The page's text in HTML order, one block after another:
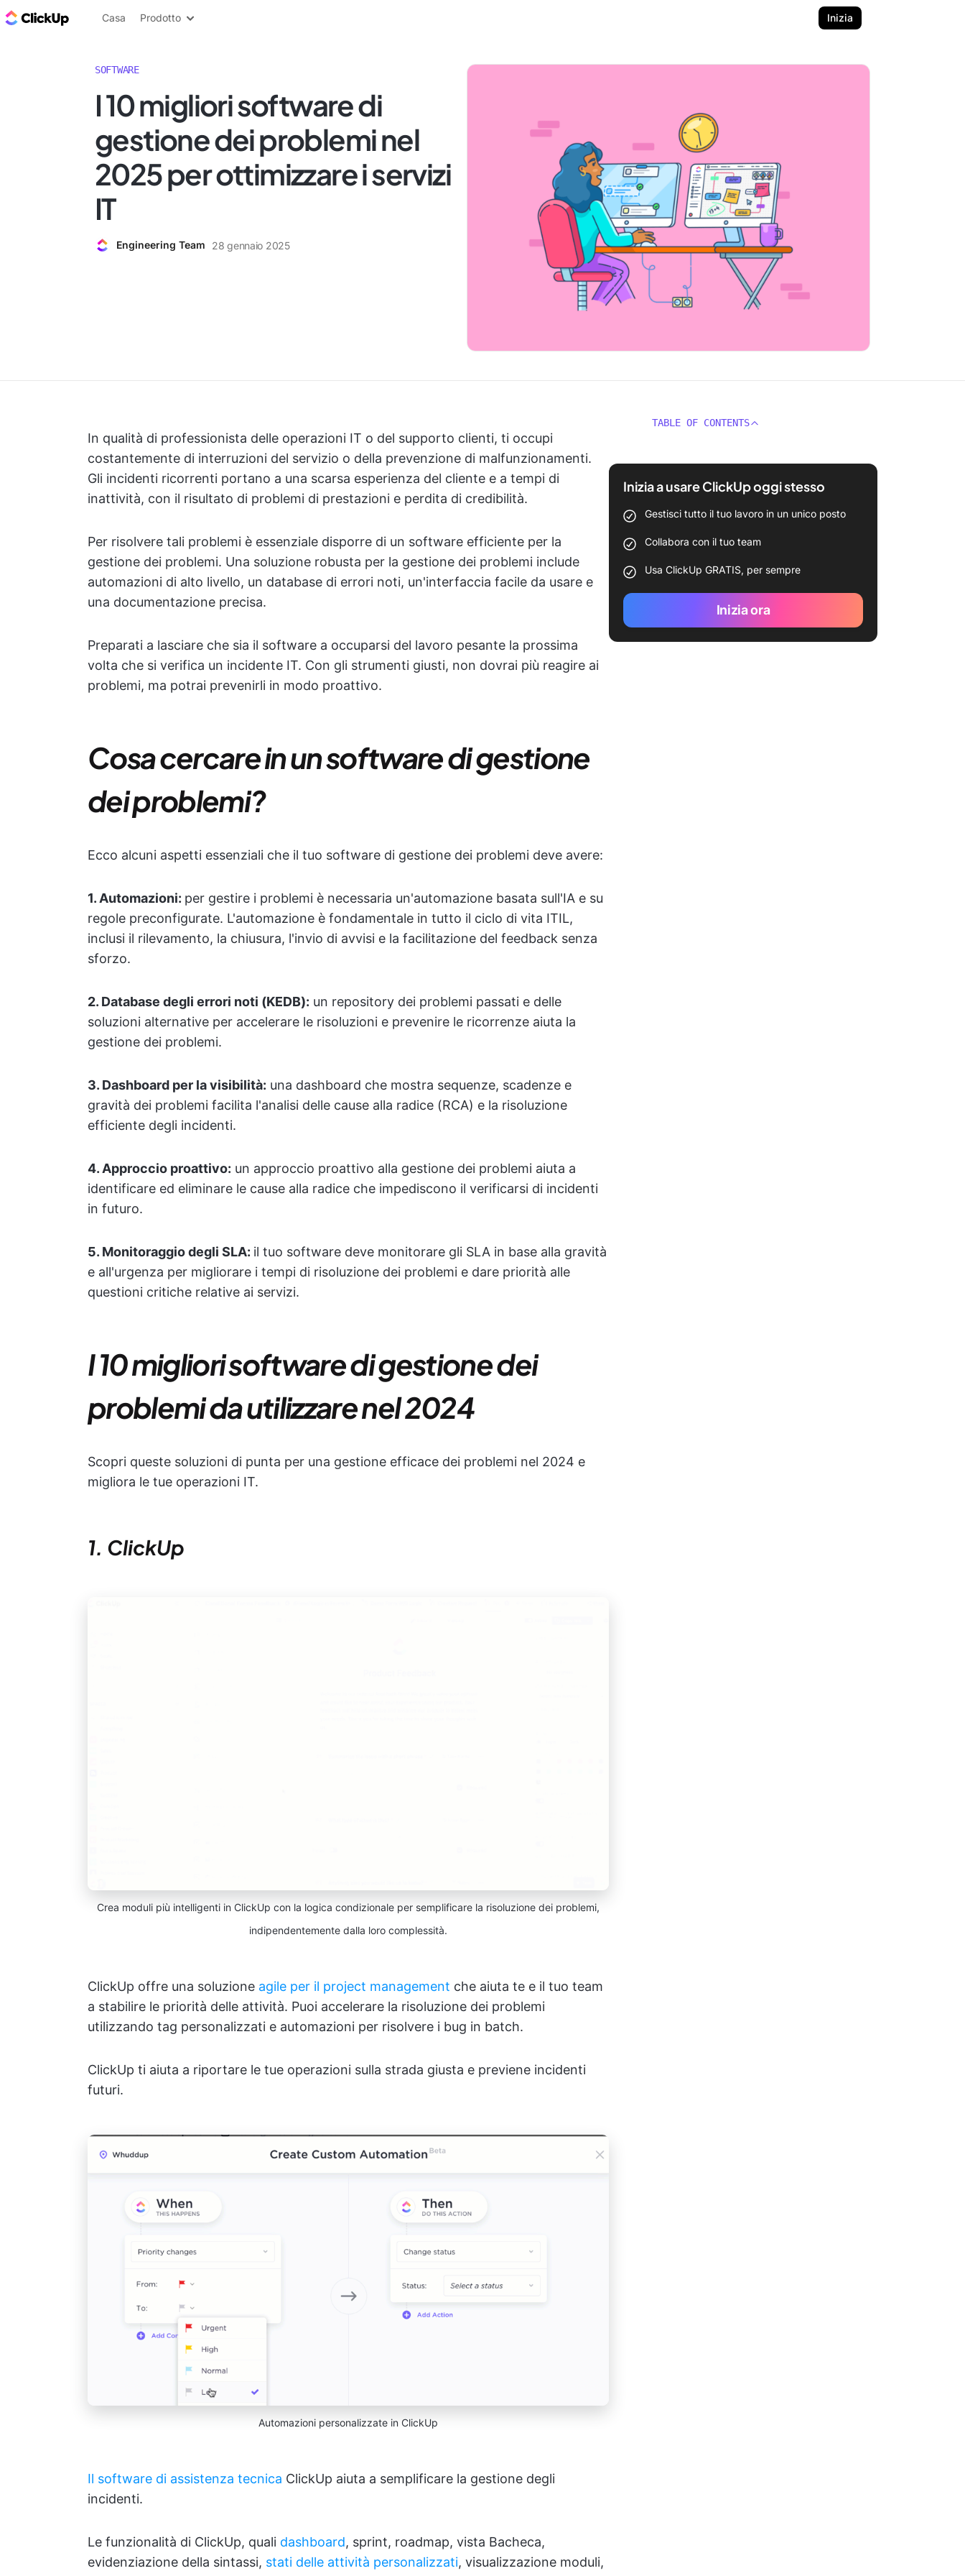
Blog di ClickUp
Casa Prodotto Inizia
SOFTWARE
I 10 migliori software di
gestione dei problemi nel
2025 per ottimizzare i servizi
IT
Engineering Team 28 gennaio 2025
In qualità di professionista delle operazioni IT o del supporto clienti, ti occupi
costantemente di interruzioni del servizio o della prevenzione di malfunzionamenti.
Gli incidenti ricorrenti portano a una scarsa esperienza del cliente e a tempi di
inattività, con il risultato di problemi di prestazioni e perdita di credibilità.
Per risolvere tali problemi è essenziale disporre di un software efficiente per la
gestione dei problemi. Una soluzione robusta per la gestione dei problemi include
automazioni di alto livello, un database di errori noti, un'interfaccia facile da usare e
una documentazione precisa.
Preparati a lasciare che sia il software a occuparsi del lavoro pesante la prossima
volta che si verifica un incidente IT. Con gli strumenti giusti, non dovrai più reagire ai
problemi, ma potrai prevenirli in modo proattivo.
Cosa cercare in un software di gestione
dei problemi?
Ecco alcuni aspetti essenziali che il tuo software di gestione dei problemi deve avere:
1. Automazioni: per gestire i problemi è necessaria un'automazione basata sull'IA e su
regole preconfigurate. L'automazione è fondamentale in tutto il ciclo di vita ITIL,
inclusi il rilevamento, la chiusura, l'invio di avvisi e la facilitazione del feedback senza
sforzo.
2. Database degli errori noti (KEDB): un repository dei problemi passati e delle
soluzioni alternative per accelerare le risoluzioni e prevenire le ricorrenze aiuta la
gestione dei problemi.
3. Dashboard per la visibilità: una dashboard che mostra sequenze, scadenze e
gravità dei problemi facilita l'analisi delle cause alla radice (RCA) e la risoluzione
efficiente degli incidenti.
4. Approccio proattivo: un approccio proattivo alla gestione dei problemi aiuta a
identificare ed eliminare le cause alla radice che impediscono il verificarsi di incidenti
in futuro.
5. Monitoraggio degli SLA: il tuo software deve monitorare gli SLA in base alla gravità
e all'urgenza per migliorare i tempi di risoluzione dei problemi e dare priorità alle
questioni critiche relative ai servizi.
I 10 migliori software di gestione dei
problemi da utilizzare nel 2024
Scopri queste soluzioni di punta per una gestione efficace dei problemi nel 2024 e
migliora le tue operazioni IT.
1. ClickUp
Crea moduli più intelligenti in ClickUp con la logica condizionale per semplificare la risoluzione dei problemi,
indipendentemente dalla loro complessità.
ClickUp offre una soluzione agile per il project management che aiuta te e il tuo team
a stabilire le priorità delle attività. Puoi accelerare la risoluzione dei problemi
utilizzando tag personalizzati e automazioni per risolvere i bug in batch.
ClickUp ti aiuta a riportare le tue operazioni sulla strada giusta e previene incidenti
futuri.
Automazioni personalizzate in ClickUp
Il software di assistenza tecnica ClickUp aiuta a semplificare la gestione degli
incidenti.
Le funzionalità di ClickUp, quali dashboard, sprint, roadmap, vista Bacheca,
evidenziazione della sintassi, stati delle attività personalizzati, visualizzazione moduli,
TABLE OF CONTENTS
Inizia a usare ClickUp oggi stesso
Gestisci tutto il tuo lavoro in un unico posto
Collabora con il tuo team
Usa ClickUp GRATIS, per sempre
Inizia ora